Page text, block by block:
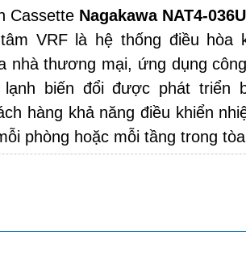
Cassette NagakawaNAT4-
VRF là hệ thống điều hòa
nhà thương mại, ứng dụng
biến đổi được phát triển
hàng khả năng điều khiển
phòng hoặc mỗi tầng trong